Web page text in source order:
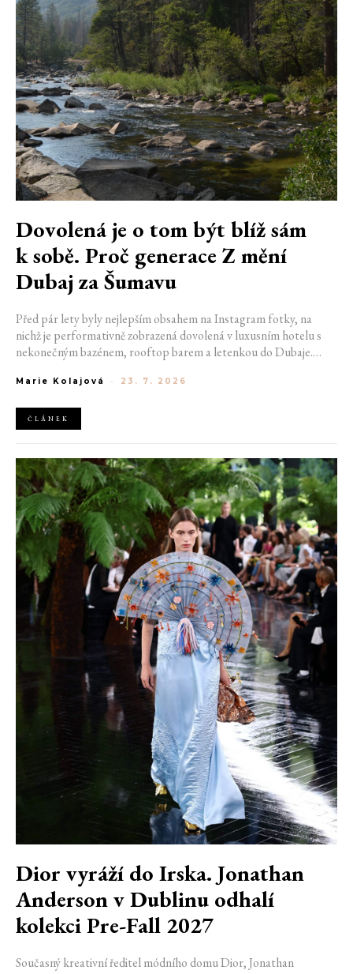
Dovolená je o tom být blíž sám
k sobě. Proč generace Z mění
Dubaj za Šumavu
Před pár lety byly nejlepším obsahem na Instagram fotky, na
nichž je performativně zobrazená dovolená v luxusním hotelu s
nekonečným bazénem, rooftop barem a letenkou do Dubaje.
horách. Ranní koupání v lomu. Výlet vlakem na Šumavu.
Marie Kolajová - 23. 7. 2026
ČLÁNEK
Dior vyráží do Irska. Jonathan
Anderson v Dublinu odhalí
kolekci Pre-Fall 2027
Současný kreativní ředitel módního domu Dior, Jonathan